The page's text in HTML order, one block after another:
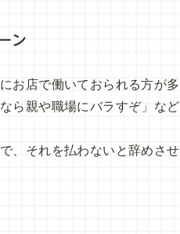
ン
お店で働いておられる方が
ら親や職場にバラすぞ」な
、それを払わないと辞めさ